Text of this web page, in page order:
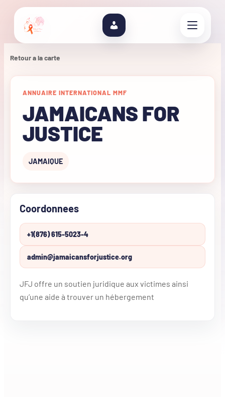
Retour a la carte
ANNUAIRE INTERNATIONAL MMF
JAMAICANS FOR
JUSTICE
JAMAIQUE
Coordonnees
+1(876) 615-5023-4
admin@jamaicansforjustice.org
JFJ offre un soutien juridique aux victimes ainsi
qu’une aide à trouver un hébergement